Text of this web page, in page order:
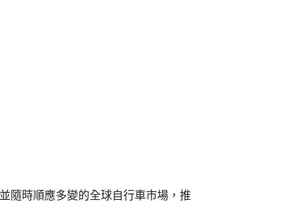
隨時順應多變的全球自行車市場，推